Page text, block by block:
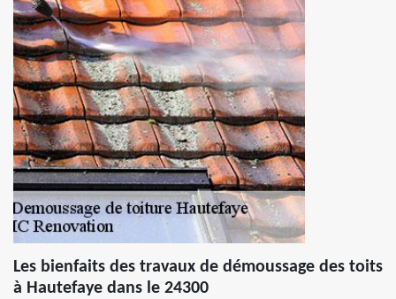
Les bienfaits des travaux de démoussage des toits
à Hautefaye dans le 24300